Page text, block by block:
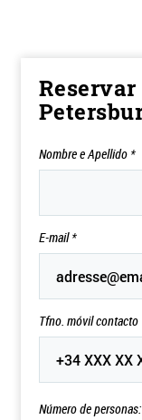
Nombre e Apellido *
E-mail*
Tfno. móvil contacto
Número de